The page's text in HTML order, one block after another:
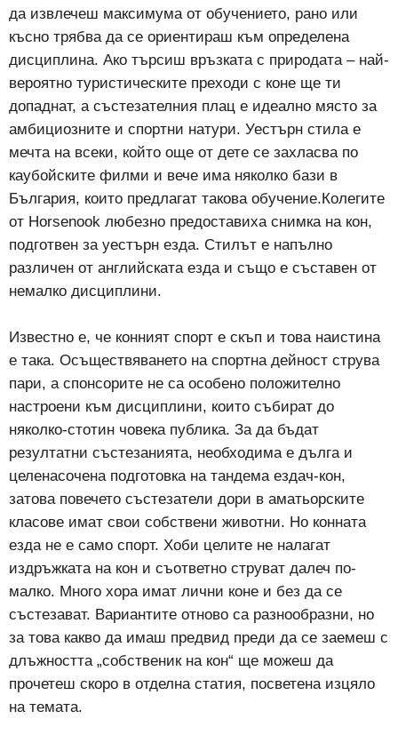
да извлечеш максимума от обучението, рано или
късно трябва да се ориентираш към определена
дисциплина. Ако търсиш връзката с природата – най-
вероятно туристическите преходи с коне ще ти
допаднат, а състезателния плац е идеално място за
амбициозните и спортни натури. Уестърн стила е
мечта на всеки, който още от дете се захласва по
каубойските филми и вече има няколко бази в
България, които предлагат такова обучение.Колегите
от Horsenook любезно предоставиха снимка на кон,
подготвен за уестърн езда. Стилът е напълно
различен от английската езда и също е съставен от
немалко дисциплини.
Известно е, че конният спорт е скъп и това наистина
е така. Осъществяването на спортна дейност струва
пари, а спонсорите не са особено положително
настроени към дисциплини, които събират до
няколко-стотин човека публика. За да бъдат
резултатни състезанията, необходима е дълга и
целенасочена подготовка на тандема ездач-кон,
затова повечето състезатели дори в аматьорските
класове имат свои собствени животни. Но конната
езда не е само спорт. Хоби целите не налагат
издръжката на кон и съответно струват далеч по-
малко. Много хора имат лични коне и без да се
състезават. Вариантите отново са разнообразни, но
за това какво да имаш предвид преди да се заемеш с
длъжността „собственик на кон“ ще можеш да
прочетеш скоро в отделна статия, посветена изцяло
на темата.